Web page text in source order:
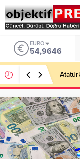
EURO
54,9646